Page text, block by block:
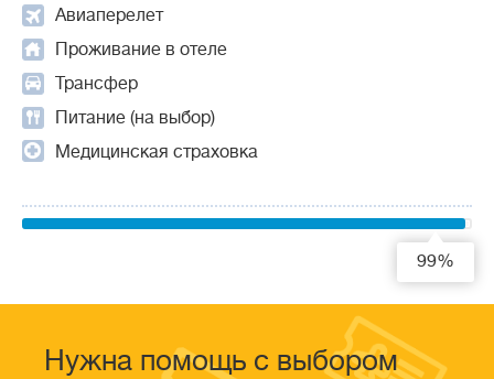
Авиаперелет
Проживание в отеле
Трансфер
Питание (на выбор)
Медицинская страховка
99%
Нужна помощь с выбором